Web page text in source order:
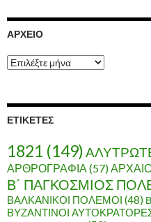
ΑΡΧΕΊΟ
Α
ρ
ο
ΕΤΙΚΈΤΕΣ
1821 (149)
ΑΡΘΡΟΓΡΑΦΙΑ(57)
Β΄ ΠΑΓΚΟΣΜΙΟΣ
ΒΑΛΚΑΝΙΚΟΙ ΠΟΛΕΜΟΙ (48)
ΒΥΖΑΝΤΙΝΟΙ